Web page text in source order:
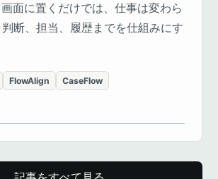
面に置くだけでは、仕事は変わら
断、担当、履歴までを仕組みにす
FlowAlign CaseFlow